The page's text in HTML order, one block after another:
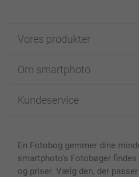
Vores produkter
Fotokort
Fotobøger
Cover til mobil & tablet
MyNameBook
Om smartphoto
For affiliate
Sitemap
Betingelser og garantier
Kundeservice
smartbonus
Priser & betaling
En Fotobog gemmer dine
smartphoto's Fotobøger
og priser. Vælg den, der